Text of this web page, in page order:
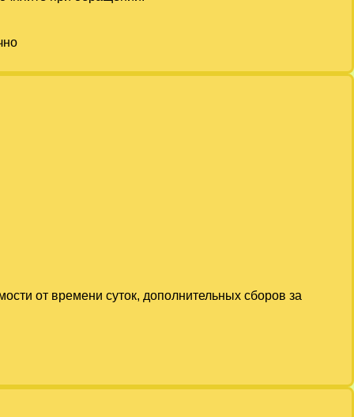
от времени суток, дополнительных сборов за